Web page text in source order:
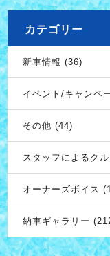
カテゴリー
新車情報 (36)
イベント/キャンペ
その他 (44)
スタッフによるク
オーナーズボイス
納車ギャラリー